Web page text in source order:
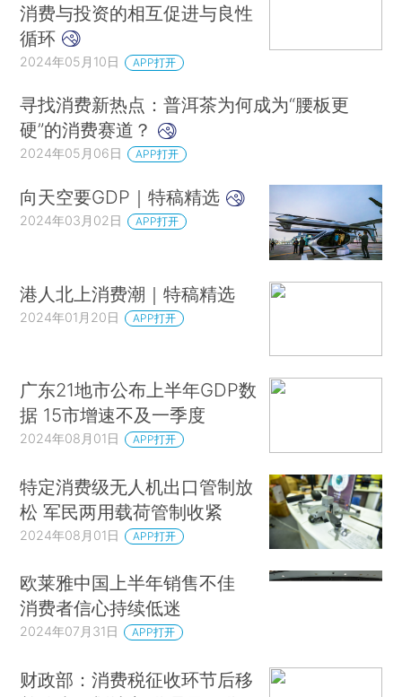
消费与投资的相互促进与良性
循环
2024年05月10日 APP打开
寻找消费新热点：普洱茶为何成为“腰板更
硬”的消费赛道？
2024年05月06日 APP打开
向天空要GDP｜特稿精选
2024年03月02日 APP打开
港人北上消费潮｜特稿精选
2024年01月20日 APP打开
广东21地市公布上半年GDP数
据 15市增速不及一季度
2024年08月01日 APP打开
特定消费级无人机出口管制放
松 军民两用载荷管制收紧
2024年08月01日 APP打开
欧莱雅中国上半年销售不佳
消费者信心持续低迷
2024年07月31日 APP打开
财政部：消费税征收环节后移